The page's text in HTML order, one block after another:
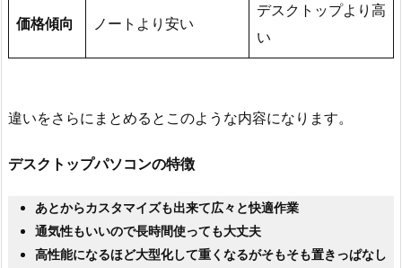
価格傾向 ノートより安い
デスクトップより高
い
違いをさらにまとめるとこのような内容になります。
デスクトップパソコンの特徴
あとからカスタマイズも出来て広々と快適作業
通気性もいいので長時間使っても大丈夫
高性能になるほど大型化して重くなるがそもそも置きっぱなし